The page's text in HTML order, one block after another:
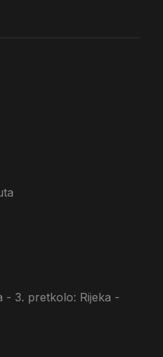
- 3. pretkolo: Rijeka -